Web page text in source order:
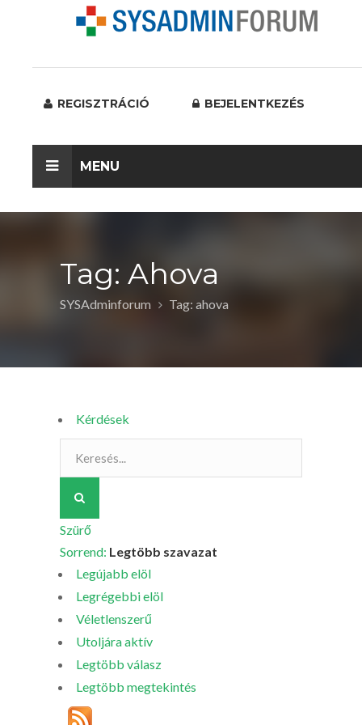
REGISZTRÁCIÓ BEJELENTKEZÉS
MENU
Tag: Ahova
SYSAdminforum Tag: ahova
Kérdések
Szürő
Sorrend: Legtöbb szavazat
Legújabb elöl
Legrégebbi elöl
Véletlenszerű
Utoljára aktív
Legtöbb válasz
Legtöbb megtekintés